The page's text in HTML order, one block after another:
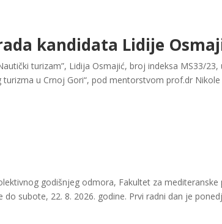
kandidata Lidije
turizam”, Lidija Osmajić, broj indeksa MS33/
turizma u Crnoj Gori“, pod mentorstvom prof.dr
godišnjeg odmora, Fakultet za
subote, 22. 8. 2026. godine. Prvi radni dan je